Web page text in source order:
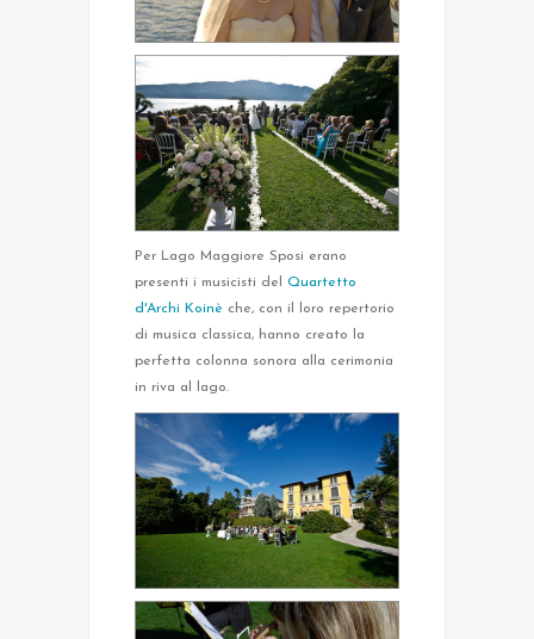
Per Lago Maggiore Sposi erano
presenti i musicisti del Quartetto
d'Archi Koinè che, con il loro repertorio
di musica classica, hanno creato la
perfetta colonna sonora alla cerimonia
in riva al lago.